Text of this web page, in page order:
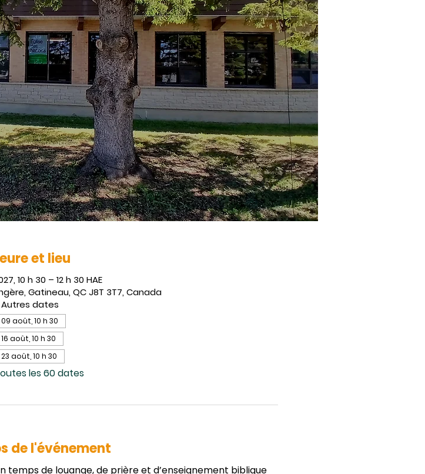
et lieu
10 h 30 – 12 h 30 HAE
Gatineau, QC J8T 3T7, Canada
Autres dates
août, 10 h 30
août, 10 h 30
août, 10 h 30
les 60 dates
de l'événement
temps de louange, de prière et d’enseignement biblique